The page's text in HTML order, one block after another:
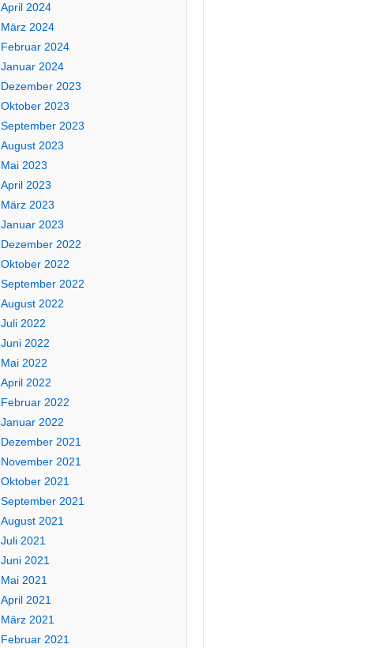
April 2024
März 2024
Februar 2024
Januar 2024
Dezember 2023
Oktober 2023
September 2023
August 2023
Mai 2023
April 2023
März 2023
Januar 2023
Dezember 2022
Oktober 2022
September 2022
August 2022
Juli 2022
Juni 2022
Mai 2022
April 2022
Februar 2022
Januar 2022
Dezember 2021
November 2021
Oktober 2021
September 2021
August 2021
Juli 2021
Juni 2021
Mai 2021
April 2021
März 2021
Februar 2021